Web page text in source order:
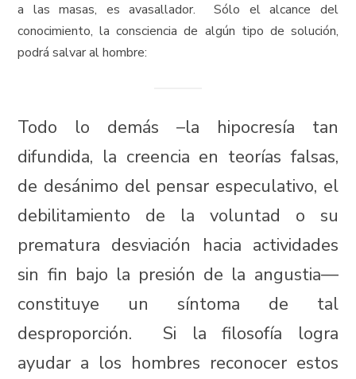
a las masas, es avasallador. Sólo el alcance del
conocimiento, la consciencia de algún tipo de solución,
podrá salvar al hombre:
Todo lo demás –la hipocresía tan
difundida, la creencia en teorías falsas,
de desánimo del pensar especulativo, el
debilitamiento de la voluntad o su
prematura desviación hacia actividades
sin fin bajo la presión de la angustia––
constituye un síntoma de tal
desproporción. Si la filosofía logra
ayudar a los hombres reconocer estos